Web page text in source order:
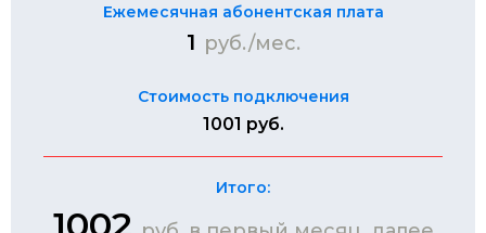
Ежемесячная абонентская плата
1 руб./мес.
Стоимость подключения
1001 руб.
Итого: